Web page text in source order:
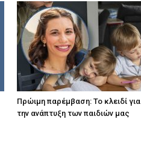
Πρώιμη παρέμβαση: Το κλειδί για
την ανάπτυξη των παιδιών µας